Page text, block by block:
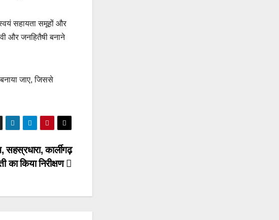
सहायता समूहों और
और जनहितैषी बनाने
जाए, जिससे
कार्लीगढ़
का किया निरीक्षण